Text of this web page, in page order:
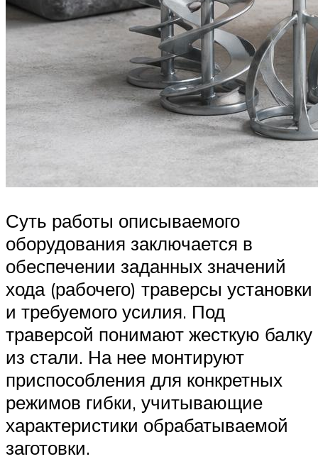
Суть работы описываемого
оборудования заключается в
обеспечении заданных значений
хода (рабочего) траверсы установки
и требуемого усилия. Под
траверсой понимают жесткую балку
из стали. На нее монтируют
приспособления для конкретных
режимов гибки, учитывающие
характеристики обрабатываемой
заготовки.